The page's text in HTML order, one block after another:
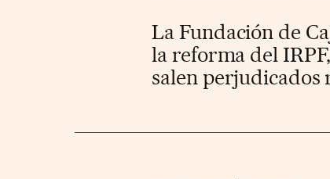
La Fundación de
la reforma del
salen perjudicados